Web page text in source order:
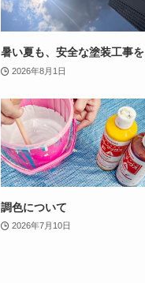
暑い夏も、安全な塗装工事を
2026年8月1日
調色について
2026年7月10日